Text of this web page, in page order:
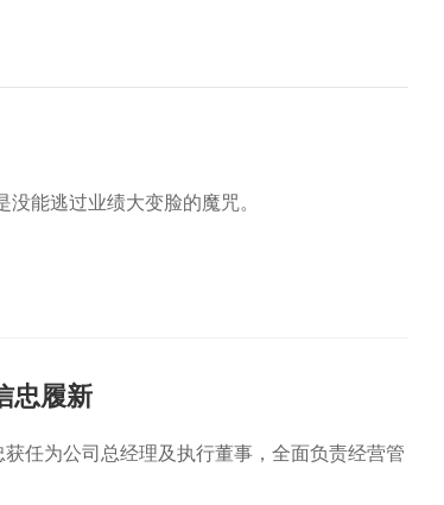
能逃过业绩大变脸的魔咒。
忠履新
任为公司总经理及执行董事，全面负责经营管